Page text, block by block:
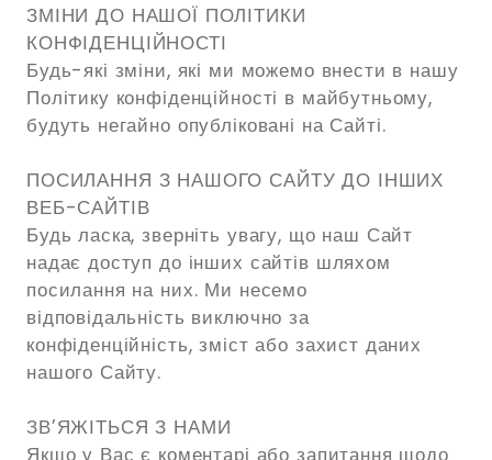
ЗМІНИ ДО НАШОЇ ПОЛІТИКИ
КОНФІДЕНЦІЙНОСТІ
Будь-які зміни, які ми можемо внести в нашу
Політику конфіденційності в майбутньому,
будуть негайно опубліковані на Сайті.
ПОСИЛАННЯ З НАШОГО САЙТУ ДО ІНШИХ
ВЕБ-САЙТІВ
Будь ласка, зверніть увагу, що наш Сайт
надає доступ до інших сайтів шляхом
посилання на них. Ми несемо
відповідальність виключно за
конфіденційність, зміст або захист даних
нашого Сайту.
ЗВ’ЯЖІТЬСЯ З НАМИ
Якщо у Вас є коментарі або запитання щодо